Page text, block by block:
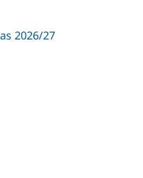
2026/27